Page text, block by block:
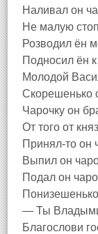
Наливал он
Не малую
Розводил ён
Подносил ён
Молодой
Скорешенько
Чарочку он
От того от
Принял-то он
Выпил он
Подал он
— Ты
Благослови